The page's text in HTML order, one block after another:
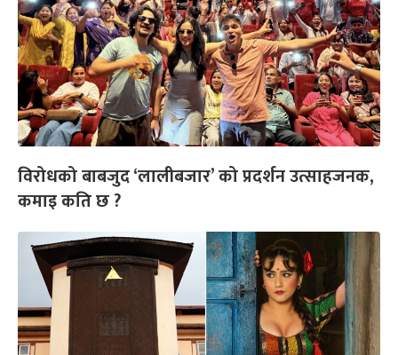
विरोधको बाबजुद ‘लालीबजार’ को प्रदर्शन उत्साहजनक,
कमाइ कति छ ?